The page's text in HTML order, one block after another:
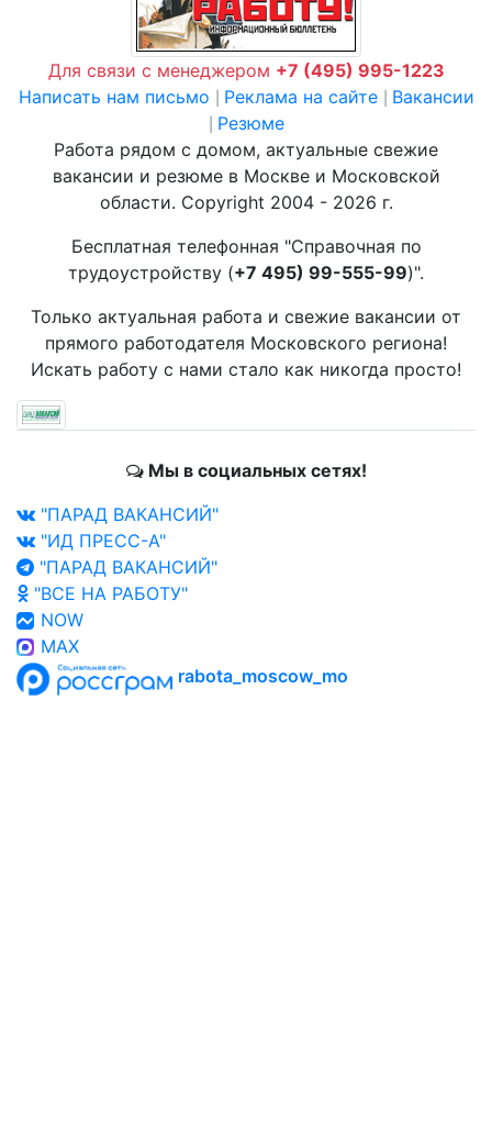
Для связи с менеджером +7 (495) 995-1223
Написать нам письмо
Реклама на сайте Вакансии
Резюме
Работа рядом с домом, актуальные свежие
вакансии и резюме в Москве и Московской
области. Copyright 2004 - 2026 г.
Бесплатная телефонная "Справочная по
трудоустройству (+7 495) 99-555-99)".
Только актуальная работа и свежие вакансии от
прямого работодателя Московского региона!
Искать работу с нами стало как никогда просто!
Мы в социальных сетях!
"ПАРАД ВАКАНСИЙ"
"ИД ПРЕСС-А"
"ПАРАД ВАКАНСИЙ"
"ВСЕ НА РАБОТУ"
NOW
MAX
rabota_moscow_mo